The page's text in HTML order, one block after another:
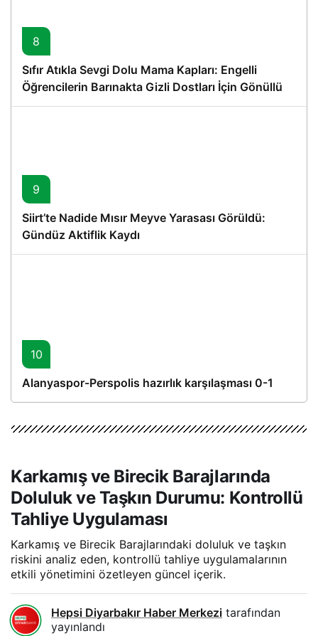
8
Sıfır Atıkla Sevgi Dolu Mama Kapları: Engelli
Öğrencilerin Barınakta Gizli Dostları İçin Gönüllü
Proje
9
Siirt’te Nadide Mısır Meyve Yarasası Görüldü:
Gündüz Aktiflik Kaydı
10
Alanyaspor-Perspolis hazırlık karşılaşması 0-1
Karkamış ve Birecik Barajlarında
Doluluk ve Taşkın Durumu: Kontrollü
Tahliye Uygulaması
Karkamış ve Birecik Barajlarındaki doluluk ve taşkın
riskini analiz eden, kontrollü tahliye uygulamalarının
etkili yönetimini özetleyen güncel içerik.
Hepsi Diyarbakır Haber Merkezi tarafından
yayınlandı